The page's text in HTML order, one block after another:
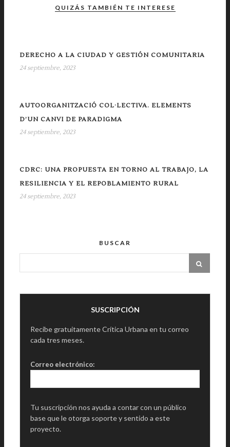
QUIZÁS TAMBIÉN TE INTERESE
DERECHO A LA CIUDAD Y GESTIÓN COMUNITARIA
24 septiembre, 2023
AUTOORGANITZACIÓ COL·LECTIVA. ELEMENTS
D’UN CANVI DE PARADIGMA
24 septiembre, 2023
CDRC: UNA PROPUESTA EN TORNO AL TRABAJO, LA
RESILIENCIA Y EL REPOBLAMIENTO RURAL
24 septiembre, 2023
BUSCAR
SUSCRIPCIÓN
Recibe gratuitamente Crítica Urbana en tu correo
cada tres meses.
Correo electrónico:
Tu suscripción nos ayuda a contar con un público
base que le otorga soporte y sentido a este
proyecto.